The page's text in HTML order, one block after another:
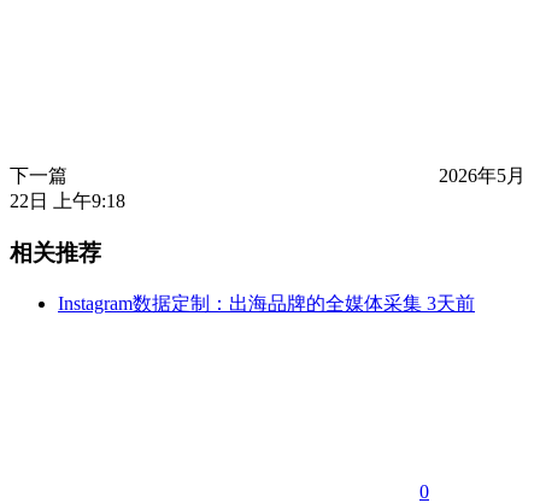
下一篇
2026年5月
22日 上午9:18
相关推荐
Instagram数据定制：出海品牌的全媒体采集 3天前
0